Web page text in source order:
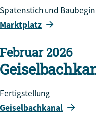
Spatenstich und
Marktplatz
Februar 2026
Fertigstellung
Geiselbachkanal